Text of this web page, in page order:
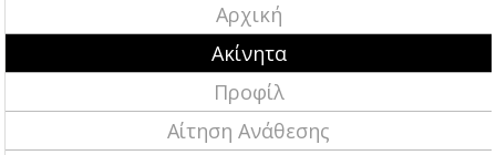
Αρχική
Ακίνητα
Προφίλ
Αίτηση Ανάθεσης